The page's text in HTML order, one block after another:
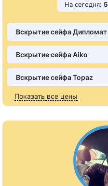
На сегодня: 5
Вскрытие сейфа Дипломат
Вскрытие сейфа Aiko
Вскрытие сейфа Topaz
Показать все цены